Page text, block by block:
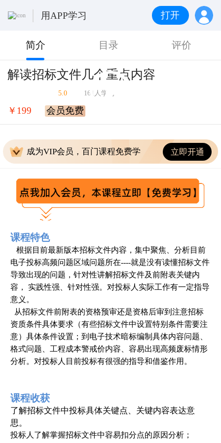
用APP学习 打开
简介 目录 评价
解读招标文件几个重点内容
5.0 161人学习
￥199 会员免费
成为VIP会员，百门课程免费学 立即开通
课程特色
根据目前最新版本招标文件内容，集中聚焦、分析目前
电子投标高频问题区域问题所在----就是没有读懂招标文件
导致出现的问题，针对性讲解招标文件及前附表关键内
容， 实践性强、针对性强。对投标人实际工作有一定指导
意义。
从招标文件前附表的资格预审还是资格后审到注意招标
资质条件具体要求（有些招标文件中设置特别条件需要注
意）具体条件设置；到电子技术暗标编制具体内容问题、
格式问题、工程成本警戒价内容、容易出现高频废标情形
分析。对投标人目前投标有很强的指导和借鉴作用。
课程收获
了解招标文件中投标具体关键点、关键内容表达意
思。
投标人了解掌握招标文件中容易扣分点的原因分析；